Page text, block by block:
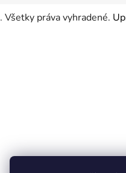
. Všetky práva vyhradené.